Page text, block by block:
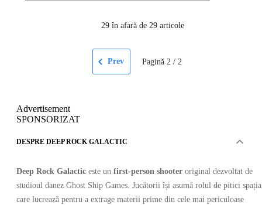
29 în afară de 29 articole
Prev Pagină 2/ 2
Advertisement
SPONSORIZAT
DESPRE DEEP ROCK GALACTIC
Deep Rock Galactic este un first-person shooter original dezvoltat de
studioul danez Ghost Ship Games. Jucătorii își asumă rolul de pitici
care lucrează pentru a extrage materii prime din cele mai periculoase